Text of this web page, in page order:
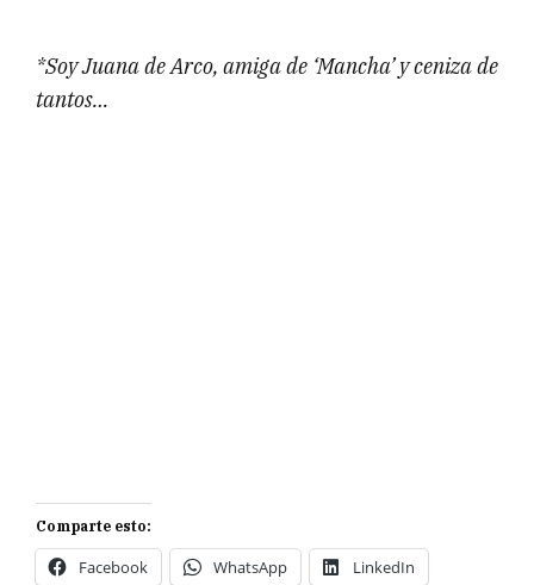
*Soy Juana de Arco, amiga de ‘Mancha’ y ceniza de
tantos…
Comparte esto:
Facebook WhatsApp LinkedIn